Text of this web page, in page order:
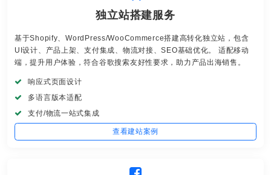
独立站搭建服务
基于Shopify、WordPress/WooCommerce搭建高转化独立站，包含
UI设计、产品上架、支付集成、物流对接、SEO基础优化。 适配移动
端，提升用户体验，符合谷歌搜索友好性要求，助力产品出海销售。
响应式页面设计
多语言版本适配
支付/物流一站式集成
查看建站案例